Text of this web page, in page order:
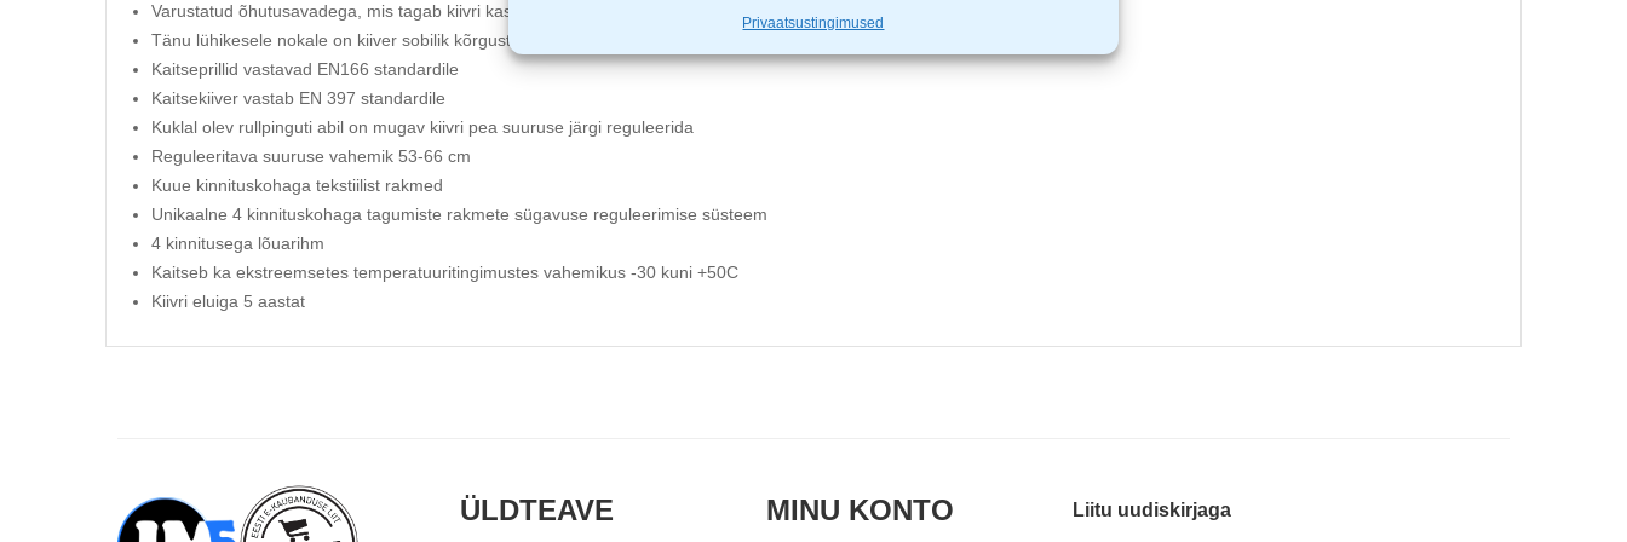
Privaatsustingimused
Varustatud õhutusavadega, mis tagab kiivri kasutajale maksimaalse mugavuse
Tänu lühikesele nokale on kiiver sobilik kõrgustes töötamiseks
Kaitseprillid vastavad EN166 standardile
Kaitsekiiver vastab EN 397 standardile
Kuklal olev rullpinguti abil on mugav kiivri pea suuruse järgi reguleerida
Reguleeritava suuruse vahemik 53-66 cm
Kuue kinnituskohaga tekstiilist rakmed
Unikaalne 4 kinnituskohaga tagumiste rakmete sügavuse reguleerimise süsteem
4 kinnitusega lõuarihm
Kaitseb ka ekstreemsetes temperatuuritingimustes vahemikus -30 kuni +50C
Kiivri eluiga 5 aastat
ÜLDTEAVE MINU KONTO Liitu uudiskirjaga